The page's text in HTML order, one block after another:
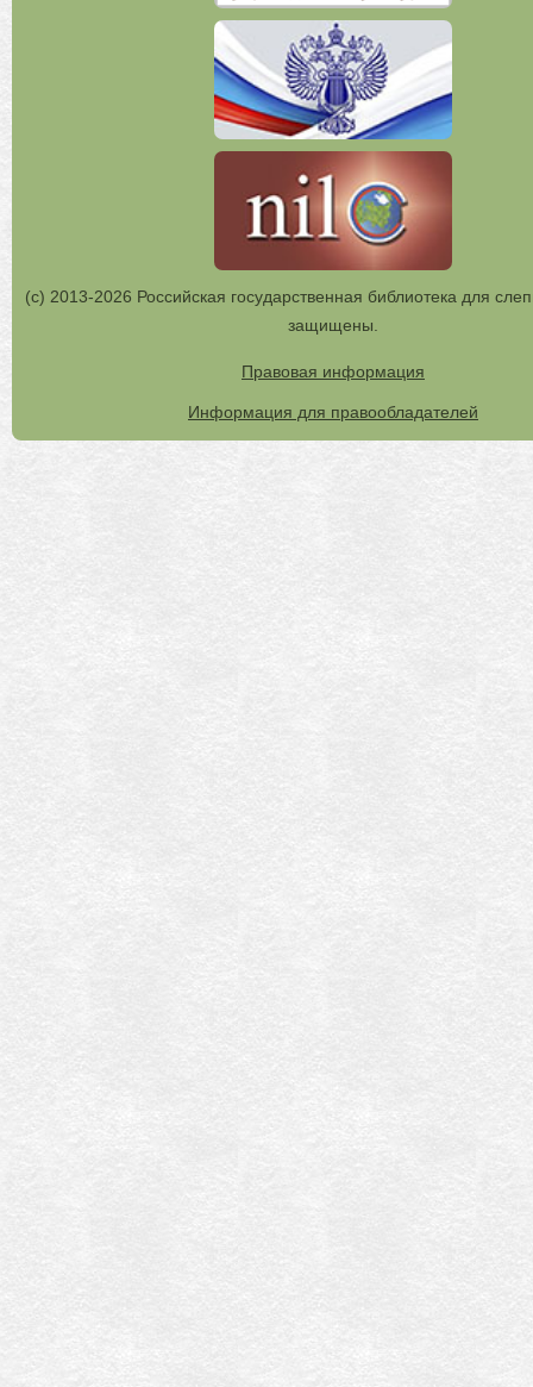
(с) 2013-2026 Российская государственная библиотека для
защищены.
Правовая информация
Информация для правообладателей